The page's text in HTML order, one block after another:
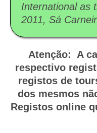
International as
2011, Sá
Atenção: A
respectivo
registos de
dos mesmos
Registos online